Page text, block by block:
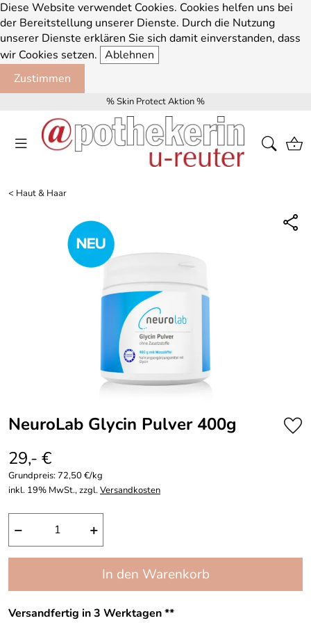
Diese Website verwendet Cookies. Cookies helfen uns bei
der Bereitstellung unserer Dienste. Durch die Nutzung
unserer Dienste erklären Sie sich damit einverstanden, dass
wir Cookies setzen. Ablehnen
Zustimmen
% Skin Protect Aktion %
< Haut & Haar
NeuroLab Glycin Pulver 400g
29,- €
Grundpreis:72,50 €/kg
inkl. 19% MwSt., zzgl.Versandkosten
− +
In den Warenkorb
Versandfertig in 3 Werktagen **